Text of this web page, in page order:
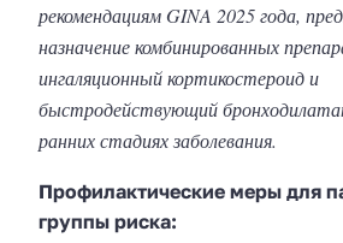
рекомендациям GINA 2025 года,
назначение комбинированных
ингаляционный кортикостероид и
быстродействующий
ранних стадиях заболевания.
Профилактические меры для
группы риска: